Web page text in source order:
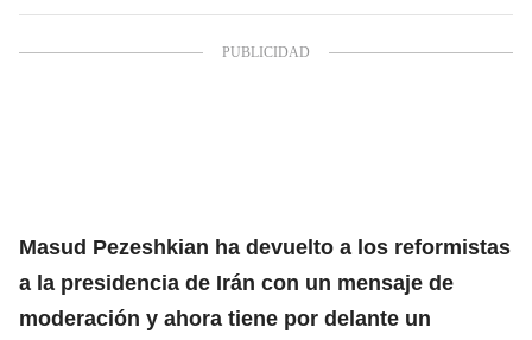
Masud Pezeshkian ha devuelto a los reformistas
a la presidencia de Irán con un mensaje de
moderación y ahora tiene por delante un